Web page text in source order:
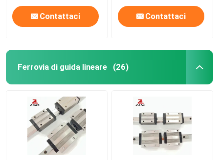
Contattaci Contattaci
Ferrovia di guida lineare (26)